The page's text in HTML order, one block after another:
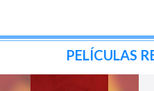
PELÍCULAS